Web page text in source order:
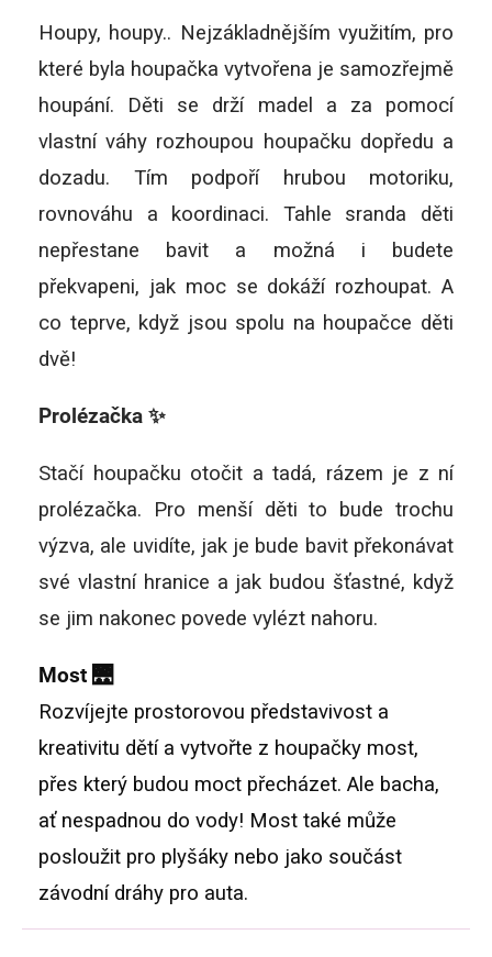
Houpy, houpy.. Nejzákladnějším využitím, pro
které byla houpačka vytvořena je samozřejmě
houpání. Děti se drží madel a za pomocí
vlastní váhy rozhoupou houpačku dopředu a
dozadu. Tím podpoří hrubou motoriku,
rovnováhu a koordinaci. Tahle sranda děti
nepřestane bavit a možná i budete
překvapeni, jak moc se dokáží rozhoupat. A
co teprve, když jsou spolu na houpačce děti
dvě!
Prolézačka ✨
Stačí houpačku otočit a tadá, rázem je z ní
prolézačka. Pro menší děti to bude trochu
výzva, ale uvidíte, jak je bude bavit překonávat
své vlastní hranice a jak budou šťastné, když
se jim nakonec povede vylézt nahoru.
Most 🌉
Rozvíjejte prostorovou představivost a
kreativitu dětí a vytvořte z houpačky most,
přes který budou moct přecházet. Ale bacha,
ať nespadnou do vody! Most také může
posloužit pro plyšáky nebo jako součást
závodní dráhy pro auta.